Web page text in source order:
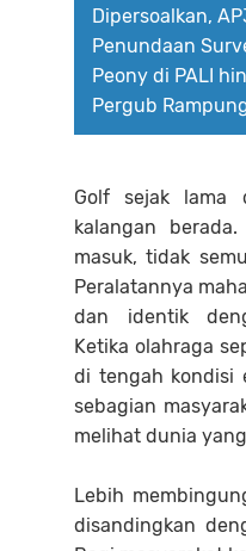
Dipersoalkan,
Penundaan
Peony di PALI
Pergub
Golf sejak lama
kalangan
masuk, tidak
Peralatannya
dan identik
Ketika olahraga
di tengah kondisi
sebagian
melihat dunia
Lebih
disandingkan